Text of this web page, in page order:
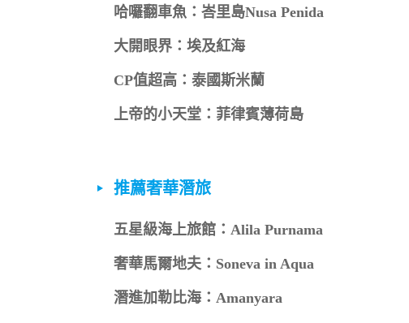
哈囉翻車魚：峇里島Nusa Penida
大開眼界：埃及紅海
CP值超高：泰國斯米蘭
上帝的小天堂：菲律賓薄荷島
推薦奢華潛旅
五星級海上旅館：Alila Purnama
奢華馬爾地夫：Soneva in Aqua
潛進加勒比海：Amanyara